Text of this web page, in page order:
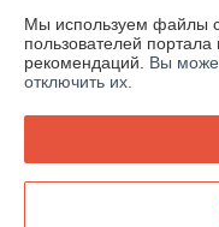
Информация для
Юридическое лицо:ООО
Республика Беларусь, г.
Регистрационный номер
Регистрационный орган:
Мы используем файлы
пользователей
рекомендаций. Вы
отключить их.